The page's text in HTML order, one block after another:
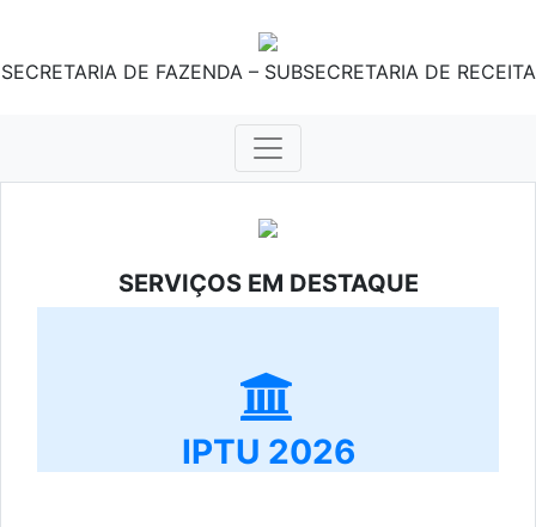
SECRETARIA DE FAZENDA – SUBSECRETARIA DE RECEITA
SERVIÇOS EM DESTAQUE
IPTU 2026